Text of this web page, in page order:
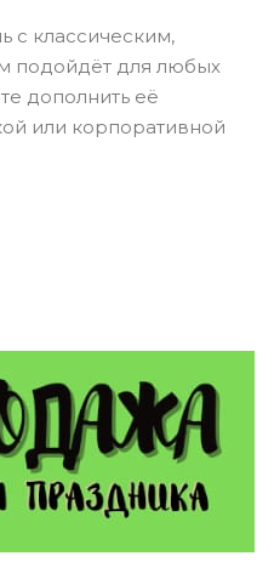
с классическим,
подойдёт для любых
дополнить её
или корпоративной